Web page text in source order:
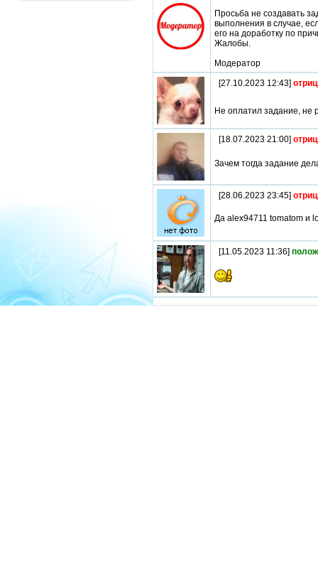
Просьба не создавать
выполнения в случае,
его на доработку по
Жалобы.
Модератор
[27.10.2023 12:43]
Не оплатил задание, не
[18.07.2023 21:00]
Зачем тогда задание
[28.06.2023 23:45]
Да alex94711 tomatom и
[11.05.2023 11:36]